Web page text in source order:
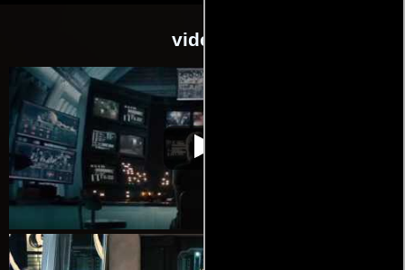
videos
Ant-Man. El Hombre
Hormiga
Video de la película Ant-Man. El
Hombre Hormiga